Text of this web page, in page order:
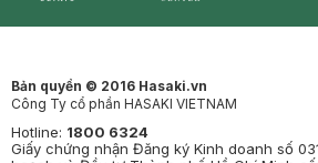
Bản quyền © 2016 Hasaki.vn
Công Ty cổ phần HASAKI VIETNAM
Hotline: 1800 6324
Giấy chứng nhận Đăng ký Kinh doanh số